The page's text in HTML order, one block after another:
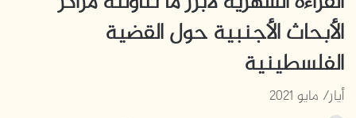
الأبحاث الأجنبية حول القضية
الفلسطينية
أيار/ مايو 2021